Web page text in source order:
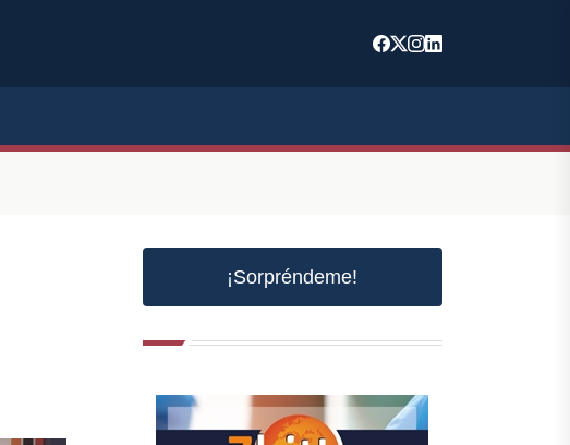
¡Sorpréndeme!